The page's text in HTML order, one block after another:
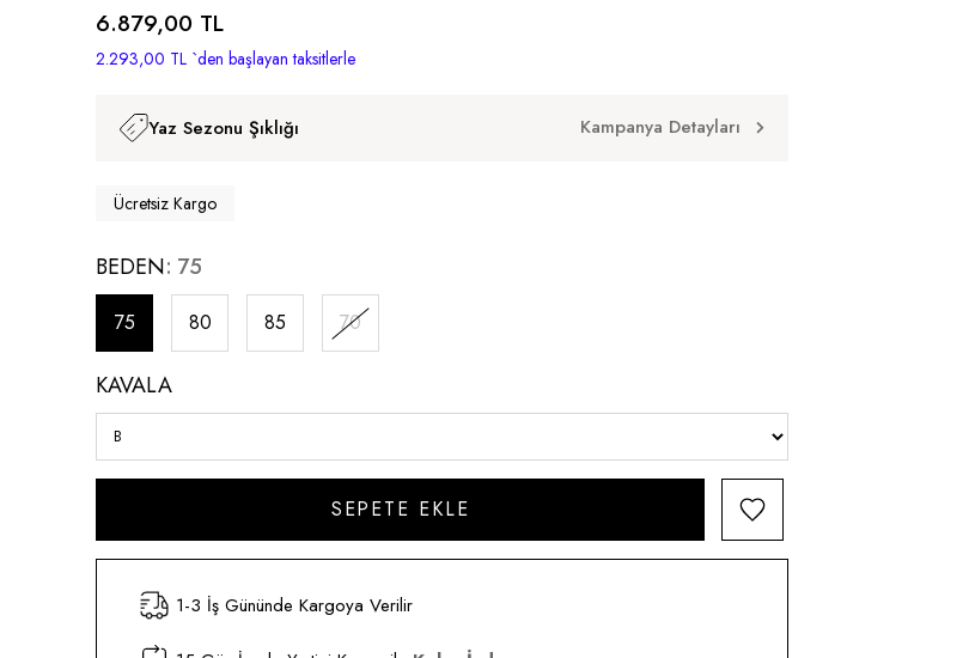
6.879,00 TL
2.293,00 TL `den başlayan taksitlerle
Yaz Sezonu Şıklığı Kampanya Detayları
Ücretsiz Kargo
BEDEN 75
75 80 85 70
KAVALA
1-3 İş Gününde Kargoya Verilir